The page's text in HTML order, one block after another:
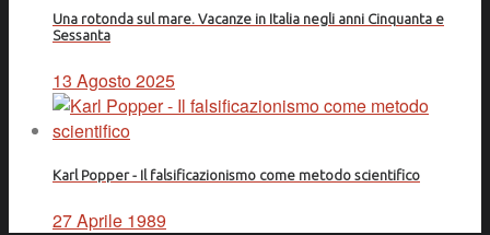
Una rotonda sul mare. Vacanze in Italia negli anni Cinquanta e
Sessanta
13 Agosto 2025
Karl Popper - Il falsificazionismo come metodo scientifico
27 Aprile 1989